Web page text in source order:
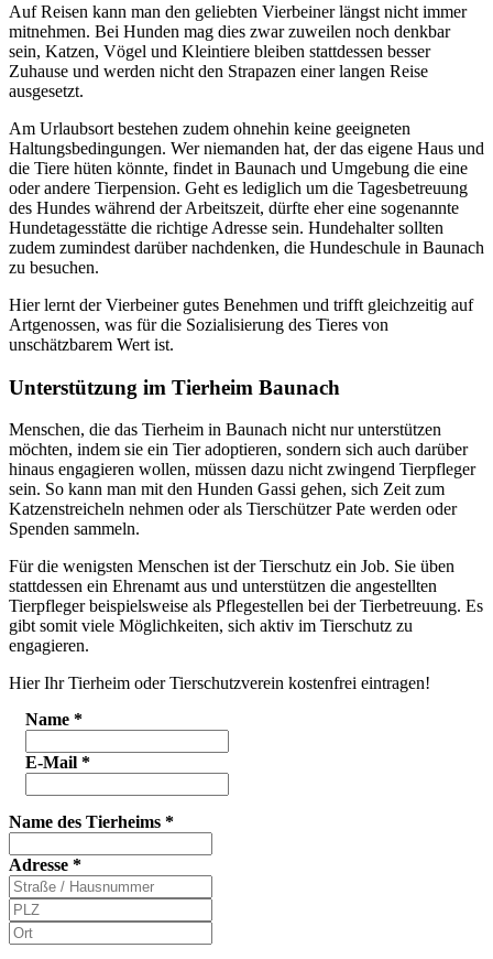
Auf Reisen kann man den geliebten Vierbeiner längst nicht immer
mitnehmen. Bei Hunden mag dies zwar zuweilen noch denkbar
sein, Katzen, Vögel und Kleintiere bleiben stattdessen besser
Zuhause und werden nicht den Strapazen einer langen Reise
ausgesetzt.
Am Urlaubsort bestehen zudem ohnehin keine geeigneten
Haltungsbedingungen. Wer niemanden hat, der das eigene Haus und
die Tiere hüten könnte, findet in Baunach und Umgebung die eine
oder andere Tierpension. Geht es lediglich um die Tagesbetreuung
des Hundes während der Arbeitszeit, dürfte eher eine sogenannte
Hundetagesstätte die richtige Adresse sein. Hundehalter sollten
zudem zumindest darüber nachdenken, die Hundeschule in Baunach
zu besuchen.
Hier lernt der Vierbeiner gutes Benehmen und trifft gleichzeitig auf
Artgenossen, was für die Sozialisierung des Tieres von
unschätzbarem Wert ist.
Unterstützung im Tierheim Baunach
Menschen, die das Tierheim in Baunach nicht nur unterstützen
möchten, indem sie ein Tier adoptieren, sondern sich auch darüber
hinaus engagieren wollen, müssen dazu nicht zwingend Tierpfleger
sein. So kann man mit den Hunden Gassi gehen, sich Zeit zum
Katzenstreicheln nehmen oder als Tierschützer Pate werden oder
Spenden sammeln.
Für die wenigsten Menschen ist der Tierschutz ein Job. Sie üben
stattdessen ein Ehrenamt aus und unterstützen die angestellten
Tierpfleger beispielsweise als Pflegestellen bei der Tierbetreuung. Es
gibt somit viele Möglichkeiten, sich aktiv im Tierschutz zu
engagieren.
Hier Ihr Tierheim oder Tierschutzverein kostenfrei eintragen!
Name *
E-Mail *
Name des Tierheims *
Adresse *